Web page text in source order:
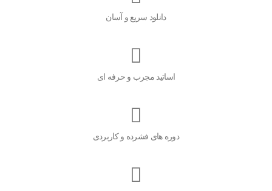
دانلود سریع و آسان
اساتید مجرب و حرفه ای
دوره های فشرده و کاربردی